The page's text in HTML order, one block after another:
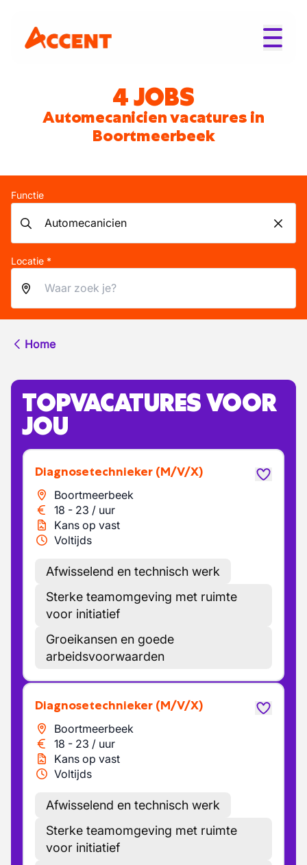
4 JOBS
Automecanicien vacatures in
Boortmeerbeek
Functie
Locatie *
Home
TOPVACATURES VOOR
JOU
Diagnosetechnieker (M/V/X)
Boortmeerbeek
18 - 23 / uur
Kans op vast
Voltijds
Afwisselend en technisch werk
Sterke teamomgeving met ruimte
voor initiatief
Groeikansen en goede
arbeidsvoorwaarden
Diagnosetechnieker (M/V/X)
Boortmeerbeek
18 - 23 / uur
Kans op vast
Voltijds
Afwisselend en technisch werk
Sterke teamomgeving met ruimte
voor initiatief